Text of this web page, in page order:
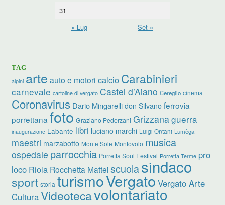
31
« Lug
Set »
TAG
alpini arte auto e motori calcio Carabinieri
carnevale cartoline di vergato Castel d’Aiano Cereglio cinema
Coronavirus Dario Mingarelli don Silvano ferrovia
porrettana foto Graziano Pederzani Grizzanaguerra
inaugurazione Labante libri luciano marchi Luigi Ontani Lumèga
maestri marzabotto Monte Sole Montovolo musica
ospedale parrocchia Porretta Soul Festival Porretta Terme pro
loco Riola Rocchetta Matteiscuolasindaco
sport storia turismoVergato Vergato Arte
CulturaVideotecavolontariato